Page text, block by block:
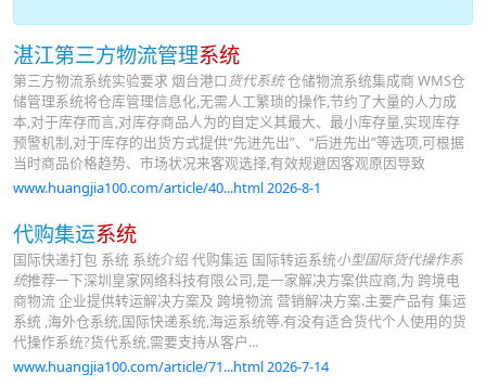
湛江第三方物流管理系统
第三方物流系统实验要求 烟台港口 货代系统仓储物流系统集成商 WMS仓
储管理系统将仓库管理信息化,无需人工繁琐的操作,节约了大量的人力成
本,对于库存而言,对库存商品人为的自定义其最大、最小库存量,实现库存
预警机制,对于库存的出货方式提供“先进先出”、“后进先出”等选项,可根据
当时商品价格趋势、市场状况来客观选择,有效规避因客观原因导致
www.huangjia100.com/article/40...html 2026-8-1
代购集运系统
国际快递打包 系统 系统介绍 代购集运 国际转运系统小型国际货代操作系
统推荐一下深圳皇家网络科技有限公司,是一家解决方案供应商,为 跨境电
商物流 企业提供转运解决方案及 跨境物流 营销解决方案.主要产品有 集运
系统 ,海外仓系统,国际快递系统,海运系统等.有没有适合货代个人使用的货
代操作系统?货代系统,需要支持从客户...
www.huangjia100.com/article/71...html 2026-7-14